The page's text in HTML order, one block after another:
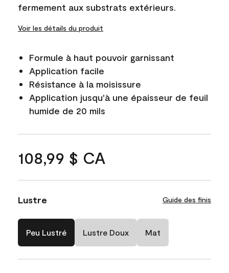
fermement aux substrats extérieurs.
Voir les détails du produit
Formule à haut pouvoir garnissant
Application facile
Résistance à la moisissure
Application jusqu'à une épaisseur de feuil
humide de 20 mils
108,99 $ CA
Lustre Guide des finis
Peu Lustré Lustre Doux Mat